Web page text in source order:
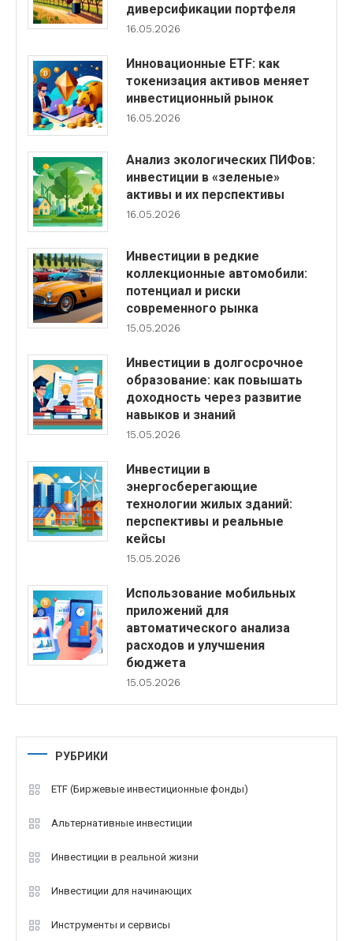
диверсификации портфеля
16.05.2026
Инновационные ETF: как
токенизация активов меняет
инвестиционный рынок
16.05.2026
Анализ экологических ПИФов:
инвестиции в «зеленые»
активы и их перспективы
16.05.2026
Инвестиции в редкие
коллекционные автомобили:
потенциал и риски
современного рынка
15.05.2026
Инвестиции в долгосрочное
образование: как повышать
доходность через развитие
навыков и знаний
15.05.2026
Инвестиции в
энергосберегающие
технологии жилых зданий:
перспективы и реальные
кейсы
15.05.2026
Использование мобильных
приложений для
автоматического анализа
расходов и улучшения
бюджета
15.05.2026
РУБРИКИ
ETF (Биржевые инвестиционные фонды)
Альтернативные инвестиции
Инвестиции в реальной жизни
Инвестиции для начинающих
Инструменты и сервисы